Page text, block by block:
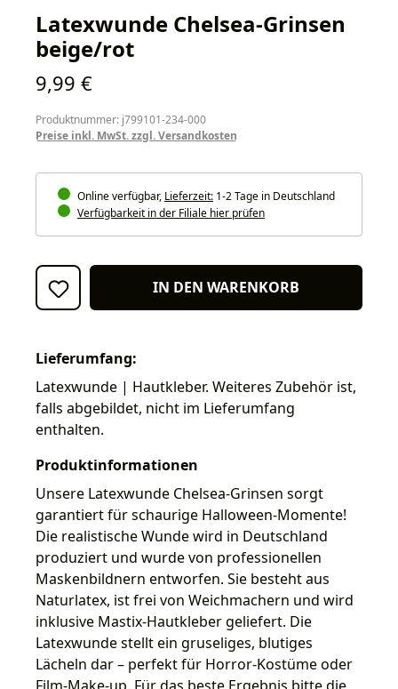
Latexwunde Chelsea-Grinsen
beige/rot
Regulärer Preis:
9,99 €
Produktnummer: j799101-234-000
Preise inkl. MwSt. zzgl. Versandkosten
Online verfügbar, Lieferzeit: 1-2 Tage in Deutschland
Verfügbarkeit in der Filiale hier prüfen
IN DEN WARENKORB
Lieferumfang:
Latexwunde | Hautkleber. Weiteres Zubehör ist,
falls abgebildet, nicht im Lieferumfang
enthalten.
Produktinformationen
Unsere Latexwunde Chelsea-Grinsen sorgt
garantiert für schaurige Halloween-Momente!
Die realistische Wunde wird in Deutschland
produziert und wurde von professionellen
Maskenbildnern entworfen. Sie besteht aus
Naturlatex, ist frei von Weichmachern und wird
inklusive Mastix-Hautkleber geliefert. Die
Latexwunde stellt ein gruseliges, blutiges
Lächeln dar – perfekt für Horror-Kostüme oder